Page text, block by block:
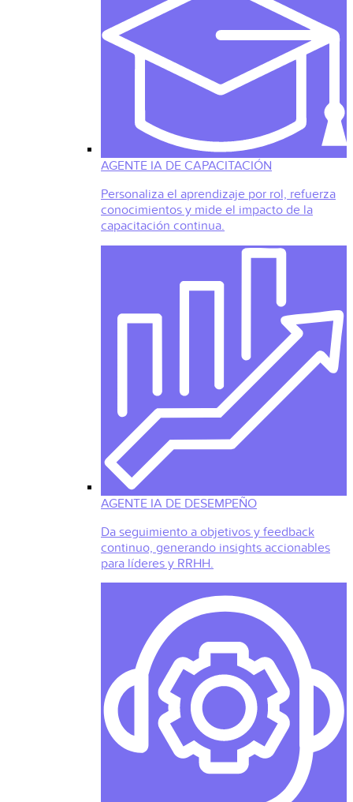
AGENTE IA DE CAPACITACIÓN
Personaliza el aprendizaje por rol, refuerza
conocimientos y mide el impacto de la
capacitación continua.
AGENTE IA DE DESEMPEÑO
Da seguimiento a objetivos y feedback
continuo, generando insights accionables
para líderes y RRHH.